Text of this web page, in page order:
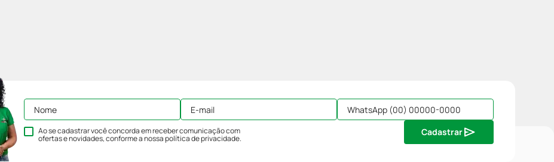
Ao se cadastrar você concorda em receber comunicação com
ofertas e novidades, conforme a nossapolítica de privacidade.
Cadastrar